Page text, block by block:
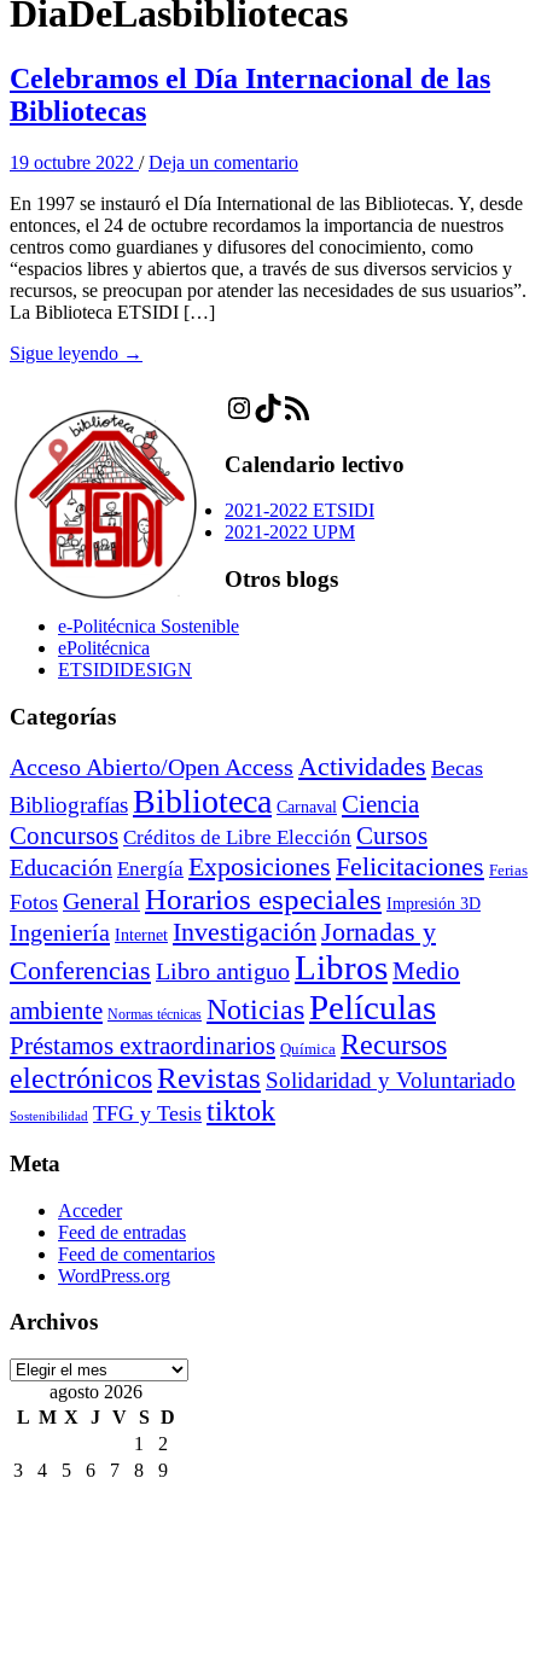
DiaDeLasbibliotecas
Celebramos el Día Internacional de las
Bibliotecas
19 octubre 2022 /Deja un comentario
En 1997 se instauró el Día International de las Bibliotecas. Y, desde
entonces, el 24 de octubre recordamos la importancia de nuestros
centros como guardianes y difusores del conocimiento, como
“espacios libres y abiertos que, a través de sus diversos servicios y
recursos, se preocupan por atender las necesidades de sus usuarios”.
La Biblioteca ETSIDI […]
Sigue leyendo →
Instagram
TikTok
Feed RSS
Calendario lectivo
2021-2022 ETSIDI
2021-2022 UPM
Otros blogs
e-Politécnica Sostenible
ePolitécnica
ETSIDIDESIGN
Categorías
Acceso Abierto/Open Access Actividades Becas
BibliografíasBiblioteca Carnaval Ciencia
Concursos Créditos de Libre Elección Cursos
Educación Energía Exposiciones Felicitaciones Ferias
Fotos General Horarios especiales Impresión 3D
Ingeniería Internet InvestigaciónJornadas y
Conferencias Libro antiguoLibrosMedio
ambiente Normas técnicas NoticiasPelículas
Préstamos extraordinarios Química Recursos
electrónicosRevistas Solidaridad y Voluntariado
Sostenibilidad TFG y Tesis tiktok
Meta
Acceder
Feed de entradas
Feed de comentarios
WordPress.org
Archivos
Archivos
agosto 2026
L M X J V S D
1
2
3
4 5 6 7 8
9